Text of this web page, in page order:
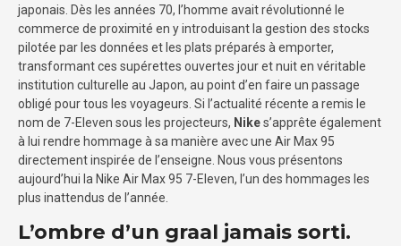
japonais. Dès les années 70, l’homme avait révolutionné le
commerce de proximité en y introduisant la gestion des stocks
pilotée par les données et les plats préparés à emporter,
transformant ces supérettes ouvertes jour et nuit en véritable
institution culturelle au Japon, au point d’en faire un passage
obligé pour tous les voyageurs. Si l’actualité récente a remis le
nom de 7-Eleven sous les projecteurs, Nikes’apprête également
à lui rendre hommage à sa manière avec une Air Max 95
directement inspirée de l’enseigne. Nous vous présentons
aujourd’hui la Nike Air Max 95 7-Eleven, l’un des hommages les
plus inattendus de l’année.
L’ombre d’un graal jamais sorti.